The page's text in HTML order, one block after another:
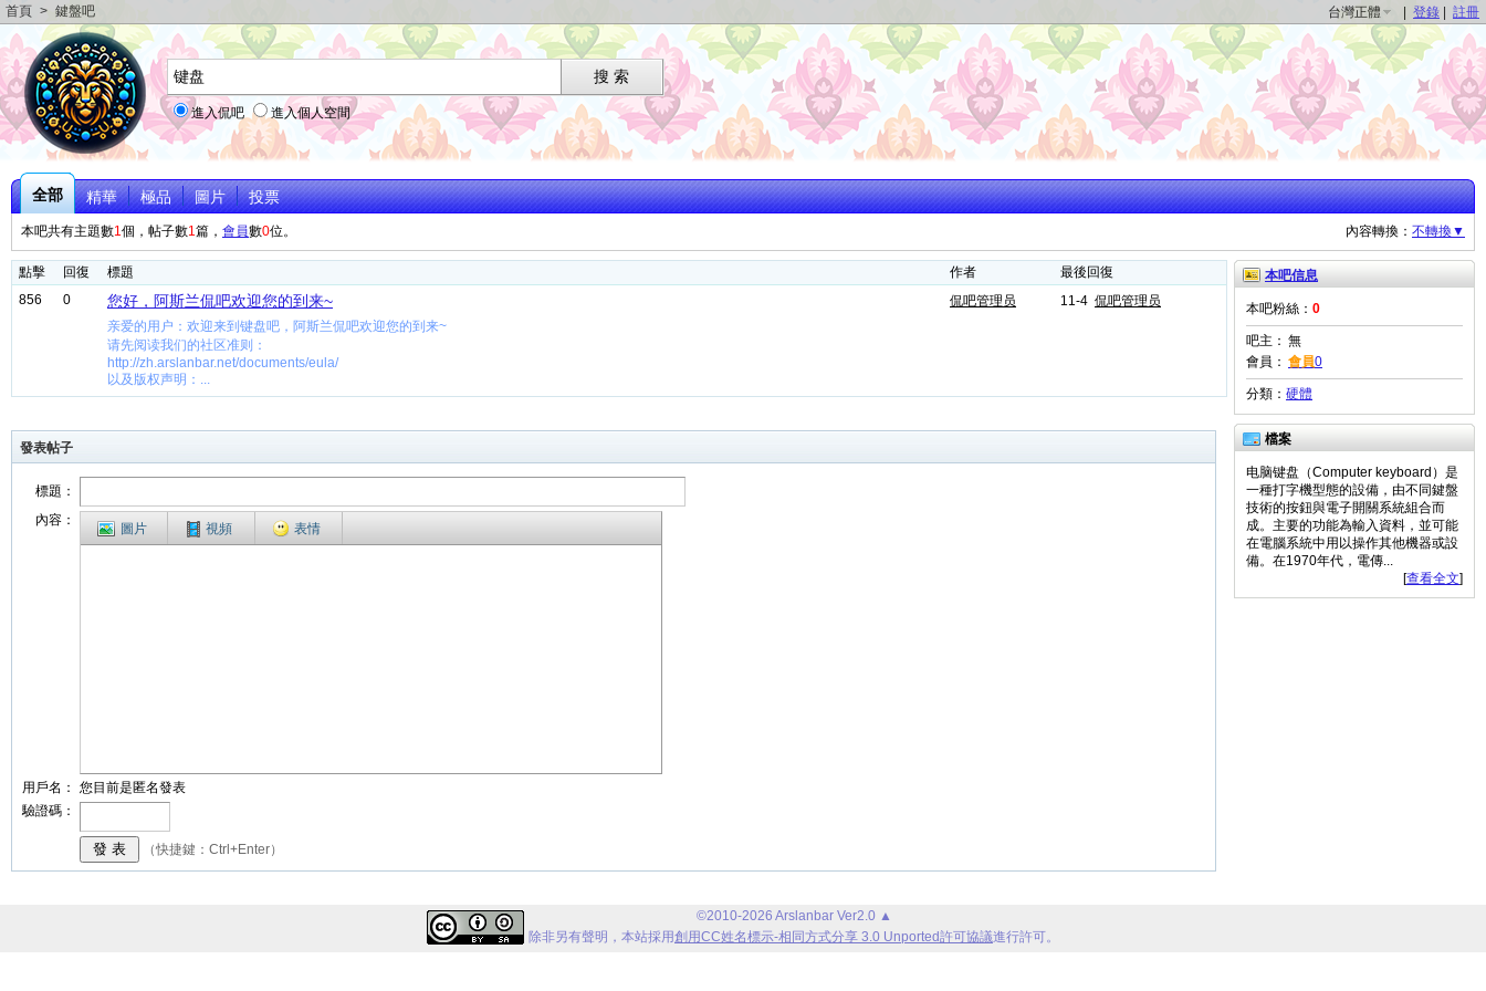
首頁 > 鍵盤吧 台灣正體 登錄 註冊
進入侃吧 進入個人空間
全部 精華 極品 圖片 投票
本吧共有主題數1個，帖子數1篇， 會員數0位。 內容轉換： 不轉換▼
點擊 回復 標題 作者
最後回復
856
0 您好，阿斯兰侃吧欢迎您的到来~
亲爱的用户：欢迎来到键盘吧，阿斯兰侃吧欢迎您的到来~
请先阅读我们的社区准则：
http://zh.arslanbar.net/documents/eula/
以及版权声明：...
侃吧管理员 11-4 侃吧管理员
發表帖子
標題：
內容：
圖片 視頻 表情
用戶名：
您目前是匿名發表
驗證碼：
（快捷鍵：Ctrl+Enter）
本吧信息
本吧粉絲： 0
吧主： 無
會員： 會員0
分類： 硬體
檔案
电脑键盘（Computer keyboard）是
一種打字機型態的設備，由不同鍵盤
技術的按鈕與電子開關系統組合而
成。主要的功能為輸入資料，並可能
在電腦系統中用以操作其他機器或設
備。在1970年代，電傳...
[查看全文]
©2010-2026 Arslanbar Ver2.0 ▲
除非另有聲明， 本站採用創用CC姓名標示-相同方式分享 3.0 Unported許可協議進行許可。